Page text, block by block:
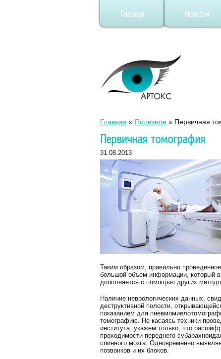
Главная Новости
Главная » Полезное » Первичная
Первичная томография
31.08.2013
Таким образом, правильно
большой объем информации, который
дополняется с помощью других
Наличие неврологических данных,
деструктивной полости,
показанием для
томографию. Не касаясь техники
института, укажем только, что
проходимости переднего
спинного мозга. Одновременно
позвонков и их блоков.